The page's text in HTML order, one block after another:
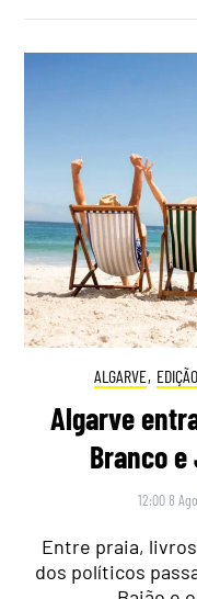
ALGARVE,
Algarve
Branco
12:00 8
Entre praia,
dos políticos